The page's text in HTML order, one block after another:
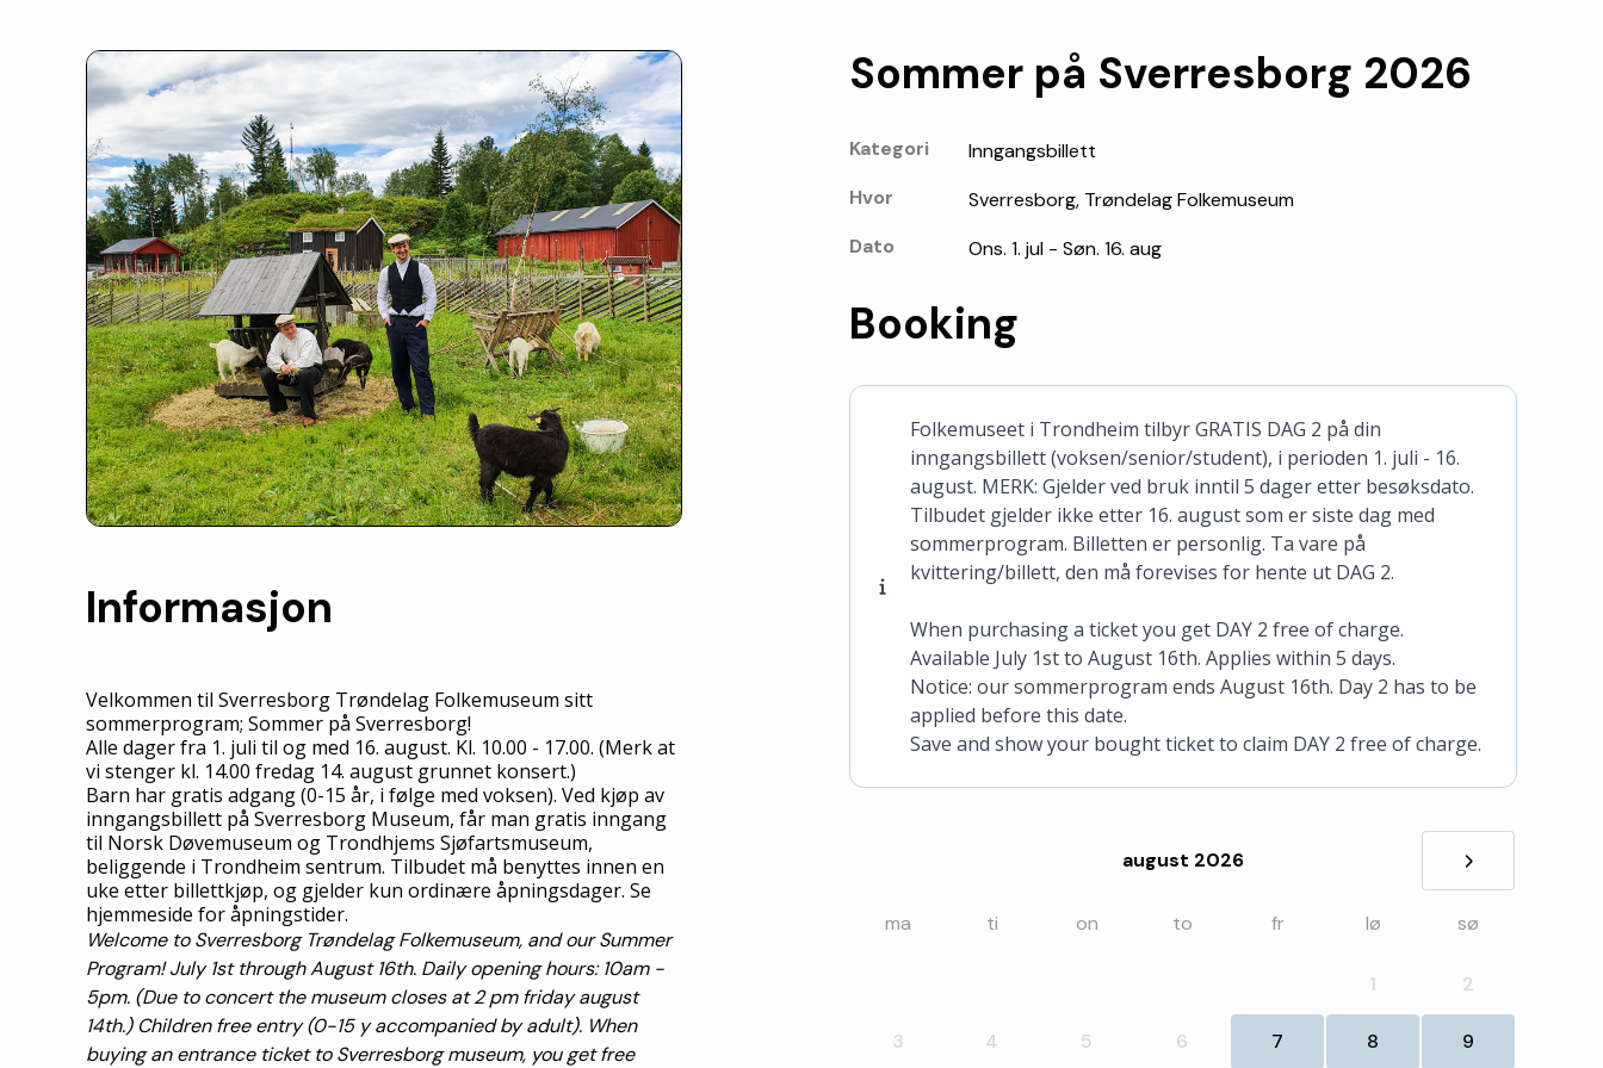
Informasjon
Velkommen til Sverresborg Trøndelag Folkemuseum sitt
sommerprogram; Sommer på Sverresborg!
Alle dager fra 1. juli til og med 16. august. Kl. 10.00 - 17.00. (Merk at
vi stenger kl. 14.00 fredag 14. august grunnet konsert.)
Barn har gratis adgang (0-15 år, i følge med voksen). Ved kjøp av
inngangsbillett på Sverresborg Museum, får man gratis inngang
til Norsk Døvemuseum og Trondhjems Sjøfartsmuseum,
beliggende i Trondheim sentrum. Tilbudet må benyttes innen en
uke etter billettkjøp, og gjelder kun ordinære åpningsdager. Se
hjemmeside for åpningstider.
Welcome to Sverresborg Trøndelag Folkemuseum, and our Summer
Program!July 1st through August 16th. Daily opening hours: 10am -
5pm. (Due to concert the museum closes at 2 pm friday august
14th.) Children free entry (0-15 y accompanied by adult). When
buying an entrance ticket to Sverresborg museum, you get free
Sommer på Sverresborg 2026
Kategori
Inngangsbillett
Hvor
Sverresborg, Trøndelag Folkemuseum
Dato
Ons. 1. jul - Søn. 16. aug
Booking
Folkemuseet i Trondheim tilbyr GRATIS DAG 2 på din
inngangsbillett (voksen/senior/student), i perioden 1. juli - 16.
august. MERK: Gjelder ved bruk inntil 5 dager etter besøksdato.
Tilbudet gjelder ikke etter 16. august som er siste dag med
sommerprogram. Billetten er personlig. Ta vare på
kvittering/billett, den må forevises for hente ut DAG 2.
When purchasing a ticket you get DAY 2 free of charge.
Available July 1st to August 16th. Applies within 5 days.
Notice: our sommerprogram ends August 16th. Day 2 has to be
applied before this date.
Save and show your bought ticket to claim DAY 2 free of charge.
august 2026 »
ma ti on to fr lø sø
1 2
3 4 5 6 7 8 9